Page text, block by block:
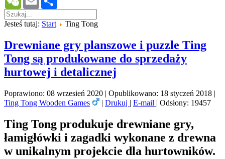
Jesteś tutaj: Start Ting Tong
Drewniane gry planszowe i puzzle Ting
Tong są produkowane do sprzedaży
hurtowej i detalicznej
Poprawiono: 08 wrzesień 2020 | Opublikowano: 18 styczeń 2018 |
Ting Tong Wooden Games
| Drukuj | E-mail | Odsłony: 19457
Ting Tong produkuje drewniane gry,
łamigłówki i zagadki wykonane z drewna
w unikalnym projekcie dla hurtowników.